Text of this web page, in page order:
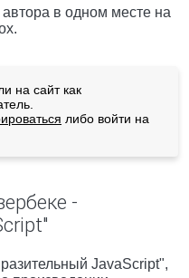
в одном месте на
на сайт как
либо войти на
-
JavaScript",